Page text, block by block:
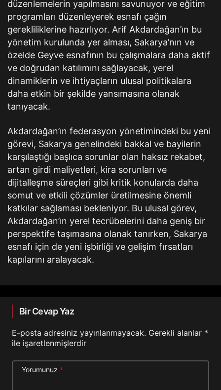
düzenlemelerin yapılmasını savunuyor ve eğitim
programları düzenleyerek esnafı çağın
gerekliliklerine hazırlıyor. Arif Akdardağan’ın bu
yönetim kurulunda yer alması, Sakarya’nın ve
özelde Geyve esnafının bu çalışmalara daha aktif
ve doğrudan katılımını sağlayacak, yerel
dinamiklerin ve ihtiyaçların ulusal politikalara
daha etkin bir şekilde yansımasına olanak
tanıyacak.
Akdardağan’ın federasyon yönetimindeki bu yeni
görevi, Sakarya genelindeki bakkal ve bayilerin
karşılaştığı başlıca sorunlar olan haksız rekabet,
artan girdi maliyetleri, kira sorunları ve
dijitalleşme süreçleri gibi kritik konularda daha
somut ve etkili çözümler üretilmesine önemli
katkılar sağlaması bekleniyor. Bu ulusal görev,
Akdardağan’ın yerel tecrübelerini daha geniş bir
perspektife taşımasına olanak tanırken, Sakarya
esnafı için de yeni işbirliği ve gelişim fırsatları
kapılarını aralayacak.
Bir Cevap Yaz
E-posta adresiniz yayınlanmayacak. Gerekli alanlar *
ile işaretlenmişlerdir
Yorumunuz *